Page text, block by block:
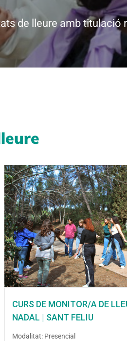
de lleure amb titulació
CURS DE MONITOR/A DE
NADAL | SANT FELIU
Modalitat: Presencial